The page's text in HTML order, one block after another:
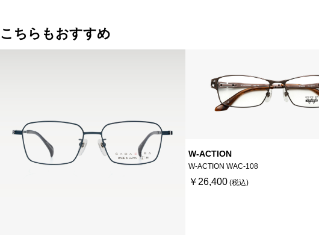
こちらもおすすめ
W-ACTION
W-ACTION WAC-108
￥26,400